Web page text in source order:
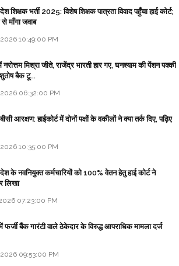
शिक्षक भर्ती 2025: विशेष शिक्षक पात्रता विवाद पहुँचा हाई कोर्ट;
माँगा जवाब
10:49:00 PM
नरोत्तम मिश्रा जीते, राजेंद्र भारती हार गए, घनश्याम की पेंशन पक्की
बैक टू...
06:32:00 PM
आरक्षण: हाईकोर्ट में दोनों पक्षों के वकीलों ने क्या तर्क दिए, पढ़िए
10:35:00 PM
के नवनियुक्त कर्मचारियों को 100% वेतन हेतु हाई कोर्ट ने
लिखा
07:23:00 PM
फर्जी बैंक गारंटी वाले ठेकेदार के विरुद्ध आपराधिक मामला दर्ज
09:53:00 PM